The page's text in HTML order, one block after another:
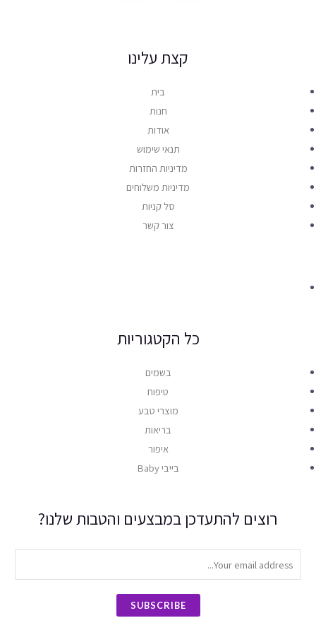
קצת עלינו
בית
חנות
אודות
תנאי שימוש
מדיניות החזרות
מדיניות משלוחים
סל קניות
צור קשר
כל הקטגוריות
בשמים
טיפוח
מוצרי טבע
בריאות
איפור
בייבי Baby
רוצים להתעדכן במבצעים והטבות שלנו?
SUBSCRIBE